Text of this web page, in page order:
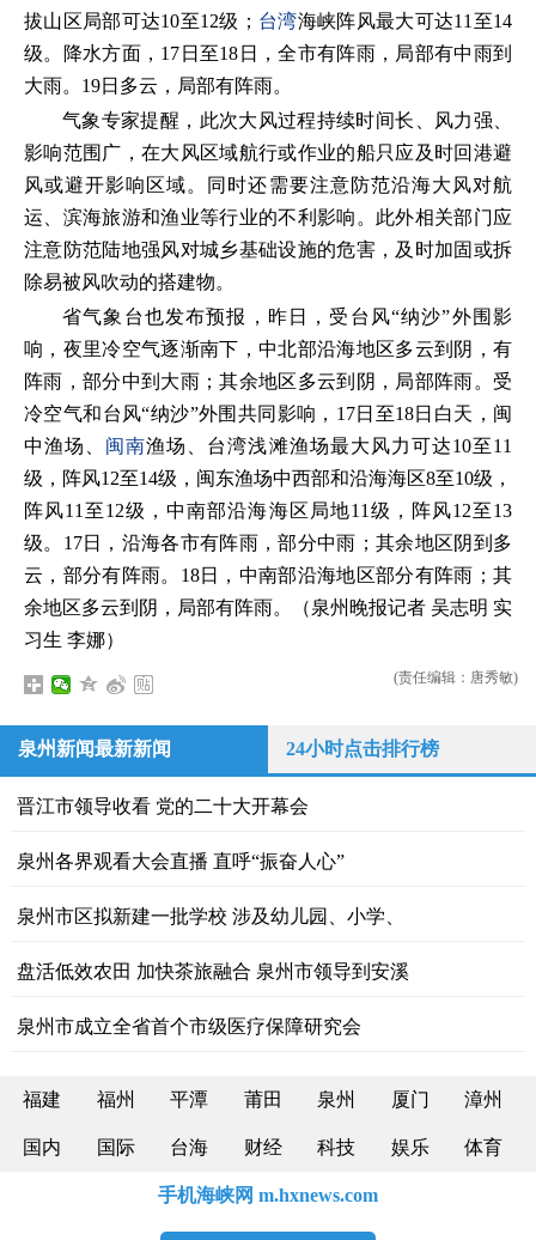
拔山区局部可达10至12级； 台湾海峡阵风最大可达11至14
级。降水方面，17日至18日，全市有阵雨，局部有中雨到
大雨。19日多云，局部有阵雨。
气象专家提醒，此次大风过程持续时间长、风力强、
影响范围广，在大风区域航行或作业的船只应及时回港避
风或避开影响区域。同时还需要注意防范沿海大风对航
运、滨海旅游和渔业等行业的不利影响。此外相关部门应
注意防范陆地强风对城乡基础设施的危害，及时加固或拆
除易被风吹动的搭建物。
省气象台也发布预报，昨日，受台风“纳沙”外围影
响，夜里冷空气逐渐南下，中北部沿海地区多云到阴，有
阵雨，部分中到大雨；其余地区多云到阴，局部阵雨。受
冷空气和台风“纳沙”外围共同影响，17日至18日白天，闽
中渔场、 闽南渔场、台湾浅滩渔场最大风力可达10至11
级，阵风12至14级，闽东渔场中西部和沿海海区8至10级，
阵风11至12级，中南部沿海海区局地11级，阵风12至13
级。17日，沿海各市有阵雨，部分中雨；其余地区阴到多
云，部分有阵雨。18日，中南部沿海地区部分有阵雨；其
余地区多云到阴，局部有阵雨。（泉州晚报记者 吴志明 实
习生 李娜）
(责任编辑：唐秀敏)
泉州新闻最新新闻 24小时点击排行榜
晋江市领导收看 党的二十大开幕会
泉州各界观看大会直播 直呼“振奋人心”
泉州市区拟新建一批学校 涉及幼儿园、小学、
盘活低效农田 加快茶旅融合 泉州市领导到安溪
泉州市成立全省首个市级医疗保障研究会
福建 福州 平潭 莆田 泉州 厦门 漳州
国内 国际 台海 财经 科技 娱乐 体育
手机海峡网 m.hxnews.com